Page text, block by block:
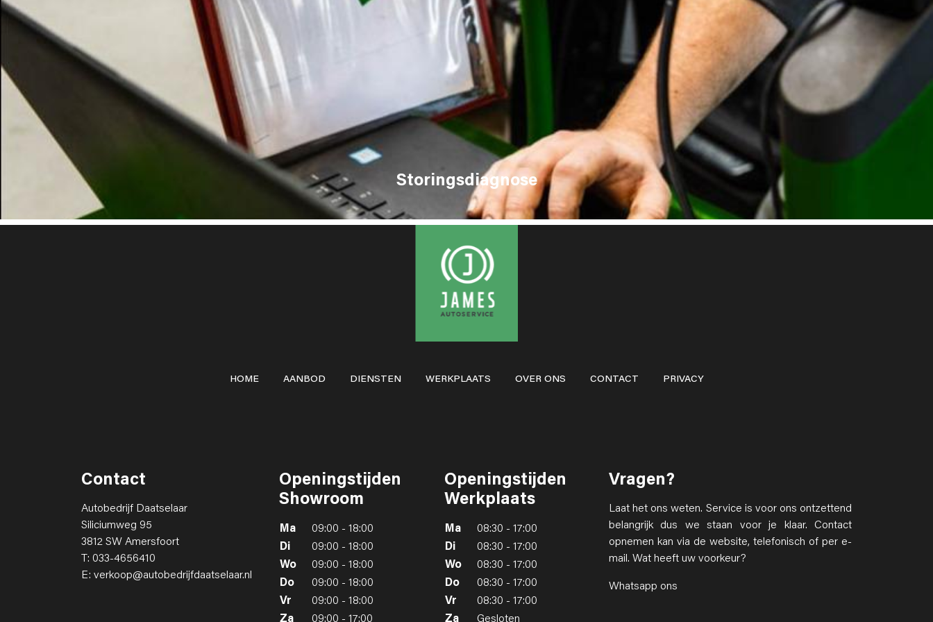
Storingsdiagnose
HOME AANBOD DIENSTEN WERKPLAATS OVER ONS CONTACT PRIVACY
Contact
Autobedrijf Daatselaar
Siliciumweg 95
3812 SW Amersfoort
T: 033-4656410
E: verkoop@autobedrijfdaatselaar.nl
Openingstijden
Showroom
Ma
09:00 - 18:00
Di
09:00 - 18:00
Wo
09:00 - 18:00
Do
09:00 - 18:00
Vr
09:00 - 18:00
Za
09:00 - 17:00
Openingstijden
Werkplaats
Ma
08:30 - 17:00
Di
08:30 - 17:00
Wo
08:30 - 17:00
Do
08:30 - 17:00
Vr
08:30 - 17:00
Za
Gesloten
Vragen?
Laat het ons weten. Service is voor ons ontzettend
belangrijk dus we staan voor je klaar. Contact
opnemen kan via de website, telefonisch of per e-
mail. Wat heeft uw voorkeur?
Whatsapp ons